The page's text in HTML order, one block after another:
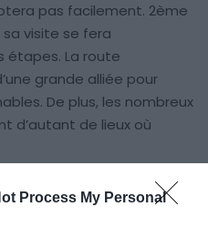
Process My Personal
pas facilement. 2ème
visite se fera
étapes. La route
grande alliée pour
De plus, les nombreux
d’autant de lieux où
où se trouve l’une
et les plus